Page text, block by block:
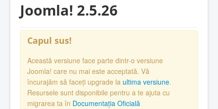
Joomla! 2.5.26
Capul sus!
Această versiune face parte dintr-o versiune
Joomla! care nu mai este acceptată. Vă
încurajăm să faceți upgrade la ultima versiune.
Resursele sunt disponibile pentru a te ajuta cu
migrarea ta în Documentația Oficială